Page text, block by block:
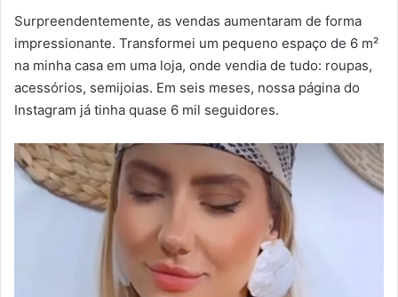
Surpreendentemente, as vendas aumentaram de forma
impressionante. Transformei um pequeno espaço de 6 m²
na minha casa em uma loja, onde vendia de tudo: roupas,
acessórios, semijoias. Em seis meses, nossa página do
Instagram já tinha quase 6 mil seguidores.